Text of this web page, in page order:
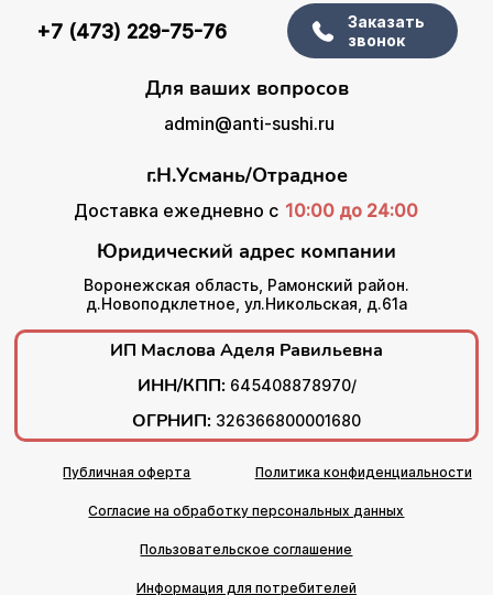
+7 (473) 229-75-76
Заказать
звонок
Для ваших вопросов
admin@anti-sushi.ru
г.Н.Усмань/Отрадное
Доставка ежедневно с 10:00 до 24:00
Юридический адрес компании
Воронежская область, Рамонский район.
д.Новоподклетное, ул.Никольская, д.61а
ИП Маслова Аделя Равильевна
ИНН/КПП: 645408878970/
ОГРНИП: 326366800001680
Публичная оферта Политика конфиденциальности
Согласие на обработку персональных данных
Пользовательское соглашение
Информация для потребителей